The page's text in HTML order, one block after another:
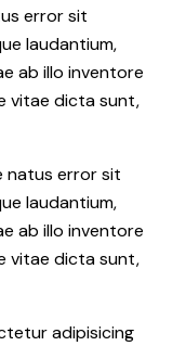
error sit
laudantium,
ab illo inventore
vitae dicta sunt,
natus error sit
laudantium,
ab illo inventore
vitae dicta sunt,
adipisicing